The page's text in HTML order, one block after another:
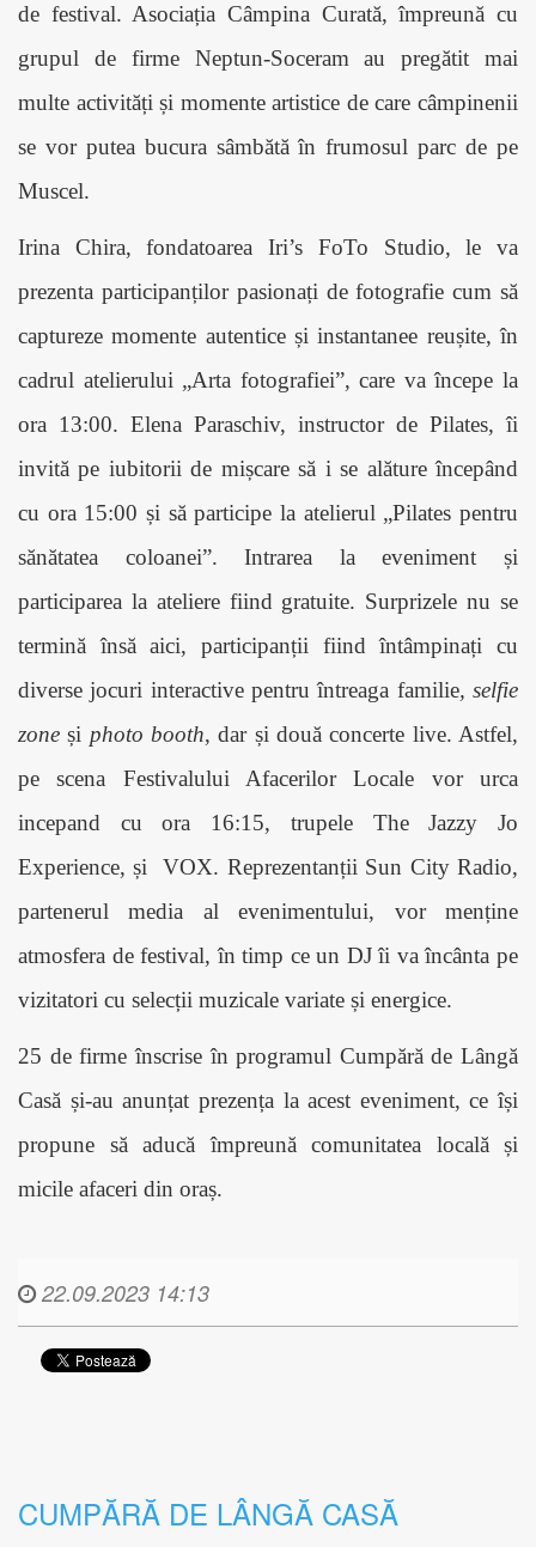
de festival. Asociația Câmpina Curată, împreună cu
grupul de firme Neptun-Soceram au pregătit mai
multe activități și momente artistice de care câmpinenii
se vor putea bucura sâmbătă în frumosul parc de pe
Muscel.
Irina Chira, fondatoarea Iri’s FoTo Studio, le va
prezenta participanților pasionați de fotografie cum să
captureze momente autentice și instantanee reușite, în
cadrul atelierului „Arta fotografiei”, care va începe la
ora 13:00. Elena Paraschiv, instructor de Pilates, îi
invită pe iubitorii de mișcare să i se alăture începând
cu ora 15:00 și să participe la atelierul „Pilates pentru
sănătatea coloanei”. Intrarea la eveniment și
participarea la ateliere fiind gratuite. Surprizele nu se
termină însă aici, participanții fiind întâmpinați cu
diverse jocuri interactive pentru întreaga familie, selfie
zone și photo booth, dar și două concerte live. Astfel,
pe scena Festivalului Afacerilor Locale vor urca
incepand cu ora 16:15, trupele The Jazzy Jo
Experience, și
VOX. Reprezentanții Sun City Radio,
partenerul media al evenimentului, vor menține
atmosfera de festival, în timp ce un DJ îi va încânta pe
vizitatori cu selecții muzicale variate și energice.
25 de firme înscrise în programul Cumpără de Lângă
Casă și-au anunțat prezența la acest eveniment, ce își
propune să aducă împreună comunitatea locală și
micile afaceri din oraș.
22.09.2023 14:13
CUMPĂRĂ DE LÂNGĂ CASĂ